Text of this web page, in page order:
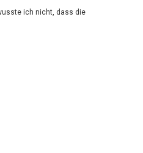
ich nicht, dass die